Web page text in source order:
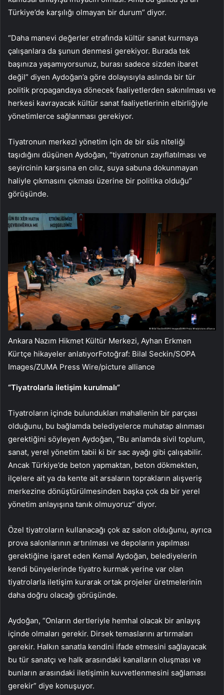
Türkiye’de karşılığı olmayan bir durum” diyor.
“Daha manevi değerler etrafında kültür sanat kurmaya
çalışanlara da şunun denmesi gerekiyor. Burada tek
başınıza yaşamıyorsunuz, burası sadece sizden ibaret
değil” diyen Aydoğan’a göre dolayısıyla aslında bir tür
politik propagandaya dönecek faaliyetlerden sakınılması ve
herkesi kavrayacak kültür sanat faaliyetlerinin elbirliğiyle
yönetimlerce sağlanması gerekiyor.
Tiyatronun merkezi yönetim için de bir süs niteliği
taşıdığını düşünen Aydoğan, “tiyatronun zayıflatılması ve
seyircinin karşısına en cılız, suya sabuna dokunmayan
haliyle çıkmasını çıkması üzerine bir politika olduğu”
görüşünde.
Ankara Nazım Hikmet Kültür Merkezi, Ayhan Erkmen
Kürtçe hikayeler anlatıyorFotoğraf: Bilal Seckin/SOPA
Images/ZUMA Press Wire/picture alliance
“Tiyatrolarla iletişim kurulmalı”
Tiyatroların içinde bulundukları mahallenin bir parçası
olduğunu, bu bağlamda belediyelerce muhatap alınması
gerektiğini söyleyen Aydoğan, “Bu anlamda sivil toplum,
sanat, yerel yönetim tabii ki bir sac ayağı gibi çalışabilir.
Ancak Türkiye’de beton yapmaktan, beton dökmekten,
ilçelere ait ya da kente ait arsaların toprakların alışveriş
merkezine dönüştürülmesinden başka çok da bir yerel
yönetim anlayışına tanık olmuyoruz” diyor.
Özel tiyatroların kullanacağı çok az salon olduğunu, ayrıca
prova salonlarının artırılması ve depoların yapılması
gerektiğine işaret eden Kemal Aydoğan, belediyelerin
kendi bünyelerinde tiyatro kurmak yerine var olan
tiyatrolarla iletişim kurarak ortak projeler üretmelerinin
daha doğru olacağı görüşünde.
Aydoğan, “Onların dertleriyle hemhal olacak bir anlayış
içinde olmaları gerekir. Dirsek temaslarını artırmaları
gerekir. Halkın sanatla kendini ifade etmesini sağlayacak
bu tür sanatçı ve halk arasındaki kanalların oluşması ve
bunların arasındaki iletişimin kuvvetlenmesini sağlaması
gerekir” diye konuşuyor.